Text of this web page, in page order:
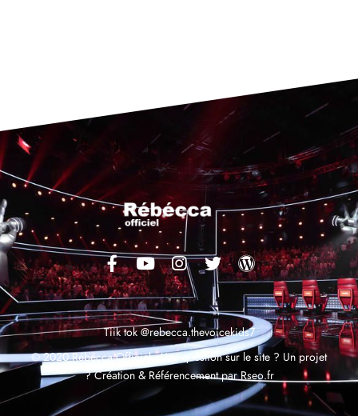
Tiik tok @rebecca.thevoicekids7
© 2020 Rébécca Officiel, Une question sur le site ? Un projet
?Création & Référencement parRseo.fr